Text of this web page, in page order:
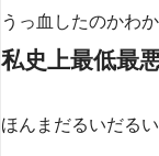
うっ血したのかわ
私史上最低最
ほんまだるいだる